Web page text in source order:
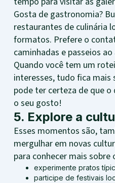
Gosta de gastronomia?
restaurantes de culinária
formatos. Prefere o
caminhadas e passeios ao
Quando você tem um
interesses, tudo fica mais
pode ter certeza de que
o seu gosto!
5. Explore a
Esses momentos são,
mergulhar em novas
para conhecer mais sobre
experimente pratos
participe de festivais